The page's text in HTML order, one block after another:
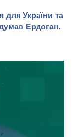
для України та
Ердоган.